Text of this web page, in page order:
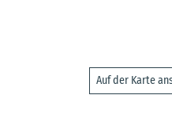
Auf der Karte